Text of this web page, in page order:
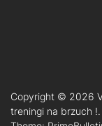
Copyright © 2026
treningi na brzuch !.